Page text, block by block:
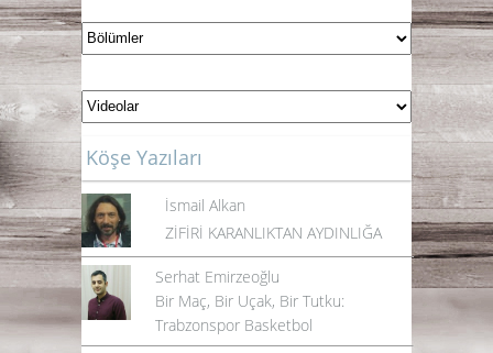
Köşe Yazıları
İsmail Alkan
ZİFİRİ KARANLIKTAN AYDINLIĞA
Serhat Emirzeoğlu
Bir Maç, Bir Uçak, Bir Tutku:
Trabzonspor Basketbol